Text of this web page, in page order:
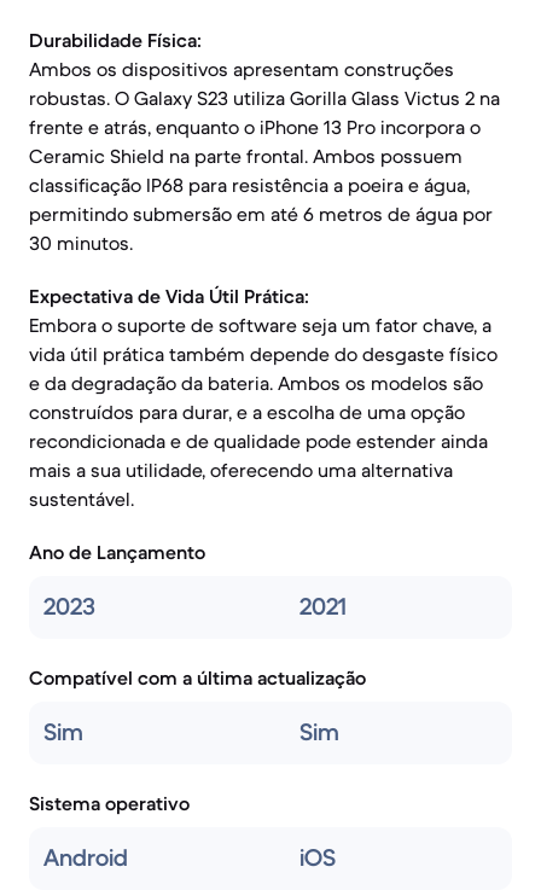
Durabilidade Física:
Ambos os dispositivos apresentam construções
robustas. O Galaxy S23 utiliza Gorilla Glass Victus 2 na
frente e atrás, enquanto o iPhone 13 Pro incorpora o
Ceramic Shield na parte frontal. Ambos possuem
classificação IP68 para resistência a poeira e água,
permitindo submersão em até 6 metros de água por
30 minutos.
Expectativa de Vida Útil Prática:
Embora o suporte de software seja um fator chave, a
vida útil prática também depende do desgaste físico
e da degradação da bateria. Ambos os modelos são
construídos para durar, e a escolha de uma opção
recondicionada e de qualidade pode estender ainda
mais a sua utilidade, oferecendo uma alternativa
sustentável.
Ano de Lançamento
2023 2021
Compatível com a última actualização
Sim Sim
Sistema operativo
Android iOS